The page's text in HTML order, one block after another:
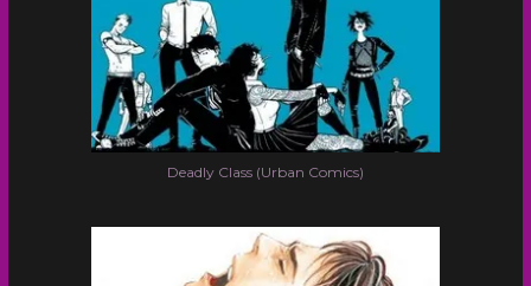
Deadly Class (Urban Comics)